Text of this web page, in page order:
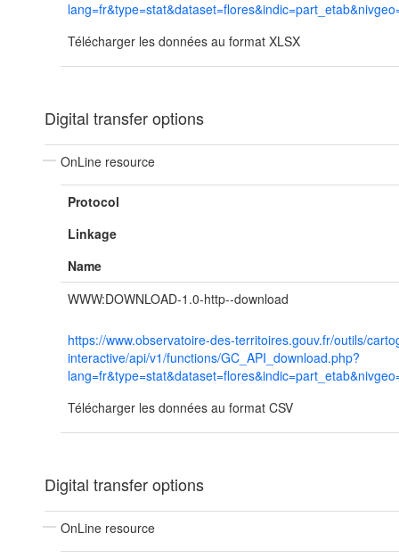
Télécharger les données au format XLSX
Digital transfer options
OnLine resource
Protocol
Linkage
Name
WWW:DOWNLOAD-1.0-http--download
https://www.observatoire-des-territoires.gouv.fr/outils/
interactive/api/v1/functions/GC_API_download.php?
Télécharger les données au format CSV
Digital transfer options
OnLine resource